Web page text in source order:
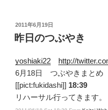
投
稿
日:
2011年6月19日
昨日のつぶやき
yoshiaki22
http://
6月18日 つぶやきまとめ
[[pict:fukidashi]] 18:39
リハーサル行ってきます。